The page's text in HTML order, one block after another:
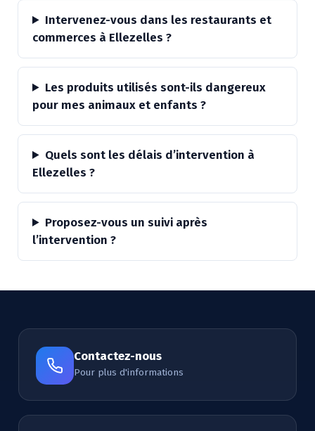
Intervenez-vous dans les restaurants et
commerces à Ellezelles ?
Les produits utilisés sont-ils dangereux
pour mes animaux et enfants ?
Quels sont les délais d’intervention à
Ellezelles ?
Proposez-vous un suivi après
l’intervention ?
Contactez-nous
Pour plus d'informations